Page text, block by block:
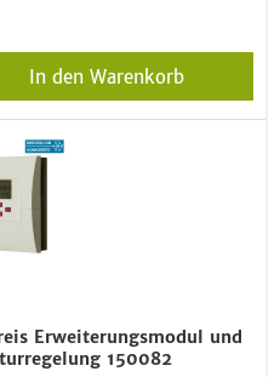
In den Warenkorb
Erweiterungsmodul und
150082